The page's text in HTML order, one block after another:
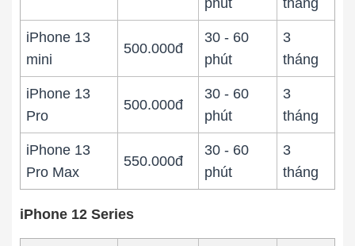
phút
tháng
iPhone 13
mini
500.000đ
30 - 60
phút
3
tháng
iPhone 13
Pro
500.000đ
30 - 60
phút
3
tháng
iPhone 13
Pro Max
550.000đ
30 - 60
phút
3
tháng
iPhone 12 Series